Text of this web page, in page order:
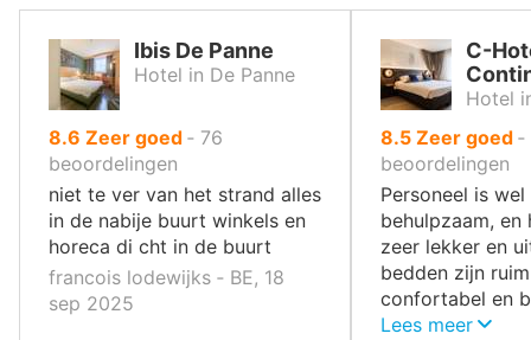
Ibis De Panne
Hotel in De Panne
8.6 uit
10
,
Zeer goed ‐ 76
beoordelingen
niet te ver van het strand alles
in de nabije buurt winkels en
horeca di cht in de buurt
francois lodewijks ‐ BE, 18
sep 2025
C-
Hotel
8.5uit
10
,
Zeer goed ‐
beoordelingen
Personeel is
behulpzaam,
zeer lekker en
bedden zijn
confortabel en
ook oké.
Lees meer